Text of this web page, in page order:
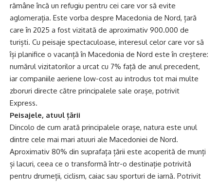
rămâne încă un refugiu pentru cei care vor să evite
aglomerația. Este vorba despre Macedonia de Nord, țară
care în 2025 a fost vizitată de aproximativ 900.000 de
turiști. Cu peisaje spectaculoase, interesul celor care vor să
își planifice o vacanță în Macedonia de Nord este în creștere:
numărul vizitatorilor a urcat cu 7% față de anul precedent,
iar companiile aeriene low-cost au introdus tot mai multe
zboruri directe către principalele sale orașe, potrivit
Express.
Peisajele, atuul țării
Dincolo de cum arată principalele orașe, natura este unul
dintre cele mai mari atuuri ale Macedoniei de Nord.
Aproximativ 80% din suprafața țării este acoperită de munți
și lacuri, ceea ce o transformă într-o destinație potrivită
pentru drumeții, ciclism, caiac sau sporturi de iarnă. Potrivit